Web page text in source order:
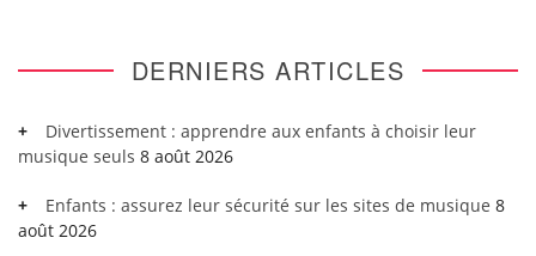
DERNIERS ARTICLES
Divertissement : apprendre aux enfants à choisir leur
musique seuls 8 août 2026
Enfants : assurez leur sécurité sur les sites de musique 8
août 2026